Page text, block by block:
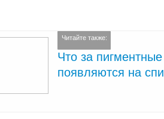
Читайте также:
Что за
появляются на